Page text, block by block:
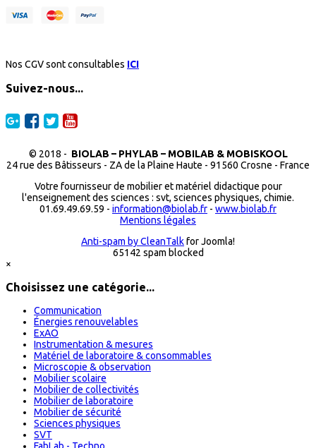
Nos CGV sont consultables ICI
Suivez-nous...
© 2018 - BIOLAB – PHYLAB – MOBILAB & MOBISKOOL
24 rue des Bâtisseurs - ZA de la Plaine Haute - 91560 Crosne - France
Votre fournisseur de mobilier et matériel didactique pour
l'enseignement des sciences : svt, sciences physiques, chimie.
01.69.49.69.59 - information@biolab.fr - www.biolab.fr
Mentions légales
Anti-spam by CleanTalkfor Joomla!
65142 spam blocked
×
Choisissez une catégorie...
Communication
Énergies renouvelables
ExAO
Instrumentation & mesures
Matériel de laboratoire & consommables
Microscopie & observation
Mobilier scolaire
Mobilier de collectivités
Mobilier de laboratoire
Mobilier de sécurité
Sciences physiques
SVT